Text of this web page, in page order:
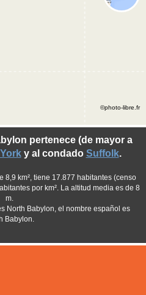
pertenece (de mayor a
y al condado Suffolk.
8,9 km², tiene 17.877 habitantes (censo
por km². La altitud media es de 8
m.
North Babylon, el nombre español es
Babylon.
©photo-libre.fr